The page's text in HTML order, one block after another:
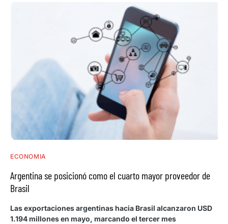
ECONOMIA
Argentina se posicionó como el cuarto mayor proveedor de
Brasil
Las exportaciones argentinas hacia Brasil alcanzaron USD
1.194 millones en mayo, marcando el tercer mes